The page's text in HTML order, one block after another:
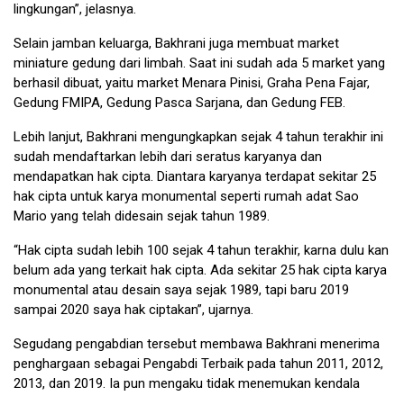
lingkungan”, jelasnya.
Selain jamban keluarga, Bakhrani juga membuat market
miniature gedung dari limbah. Saat ini sudah ada 5 market yang
berhasil dibuat, yaitu market Menara Pinisi, Graha Pena Fajar,
Gedung FMIPA, Gedung Pasca Sarjana, dan Gedung FEB.
Lebih lanjut, Bakhrani mengungkapkan sejak 4 tahun terakhir ini
sudah mendaftarkan lebih dari seratus karyanya dan
mendapatkan hak cipta. Diantara karyanya terdapat sekitar 25
hak cipta untuk karya monumental seperti rumah adat Sao
Mario yang telah didesain sejak tahun 1989.
“Hak cipta sudah lebih 100 sejak 4 tahun terakhir, karna dulu kan
belum ada yang terkait hak cipta. Ada sekitar 25 hak cipta karya
monumental atau desain saya sejak 1989, tapi baru 2019
sampai 2020 saya hak ciptakan”, ujarnya.
Segudang pengabdian tersebut membawa Bakhrani menerima
penghargaan sebagai Pengabdi Terbaik pada tahun 2011, 2012,
2013, dan 2019. Ia pun mengaku tidak menemukan kendala